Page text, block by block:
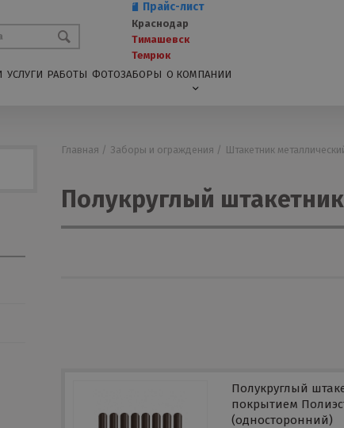
Прайс-лист
Краснодар
Тимашевск
Темрюк
УСЛУГИ РАБОТЫ ФОТОЗАБОРЫ О КОМПАНИИ
Главная / Заборы и ограждения / Штакетник
Полукруглый штакетник
Полукруглый
покрытием
(односторонний)